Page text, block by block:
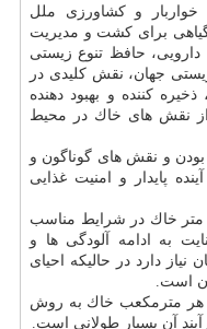
خواربار و كشاورزی ملل
برای كشت و مدیریت
دارویی، حافظ تنوع زیستی
جهان، نقش كلیدی در
كننده و بهبود دهنده
نقش های خاك در محیط
بودن و نقش های گوناگون و
پایدار و امنیت غذایی
متر خاك در شرایط مناسب
به ادامه آلودگی ها و
هر مترمكعب خاك به روش